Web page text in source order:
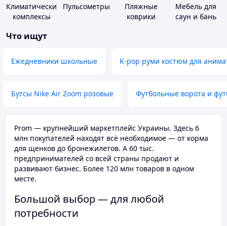
Климатические
комплексы
Пульсометры
Пляжные
коврики
Мебель для
саун и бань
Что ищут
Ежедневники школьные K-pop руми костюм для
Бутсы Nike Air Zoom розовые Футбольные ворота и
Prom — крупнейший маркетплейс Украины. Здесь 6
млн покупателей находят всё необходимое — от корма
для щенков до бронежилетов. А 60 тыс.
предпринимателей со всей страны продают и
развивают бизнес. Более 120 млн товаров в одном
месте.
Большой выбор — для любой
потребности